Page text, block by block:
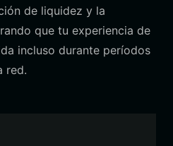
de liquidez y la
que tu experiencia de
incluso durante períodos
red.